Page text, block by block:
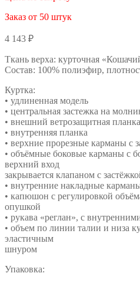
Заказ от 50 штук
4 143 ₽
Ткань верха: курточная
Состав: 100% полиэфир,
Куртка:
• удлиненная модель
• центральная застежка на
• внешний ветрозащитная
• внутренняя планка
• верхние прорезные карманы с
• объёмные боковые карманы с
верхний вход
закрывается клапаном с
• внутренние накладные
• капюшон с регулировкой
опушкой
• рукава «реглан», с
• объем по линии талии и низа
эластичным
шнуром
Упаковка: